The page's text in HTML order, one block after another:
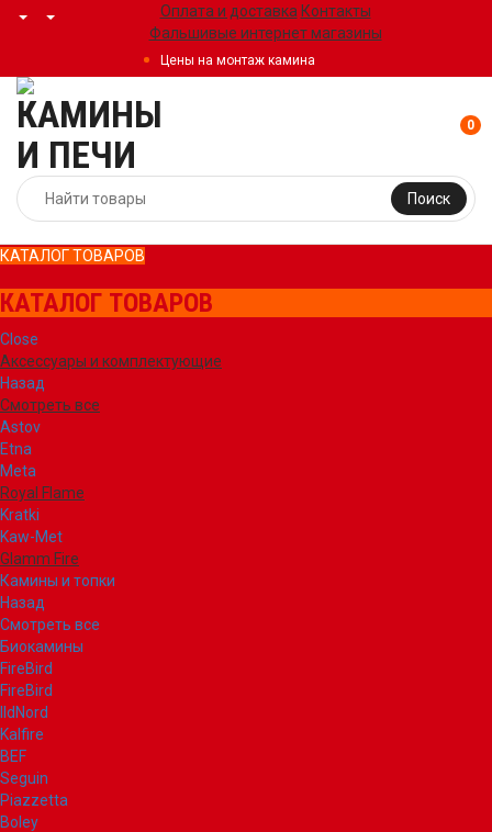
Оплата и доставка Контакты
Фальшивые интернет магазины
Цены на монтаж камина
Поиск
0
КАТАЛОГ ТОВАРОВ
КАТАЛОГ ТОВАРОВ
Close
Аксессуары и комплектующие
Назад
Смотреть все
Astov
Etna
Meta
Royal Flame
Kratki
Kaw-Met
Glamm Fire
Камины и топки
Назад
Смотреть все
Биокамины
FireBird
FireBird
IldNord
Kalfire
BEF
Seguin
Piazzetta
Boley